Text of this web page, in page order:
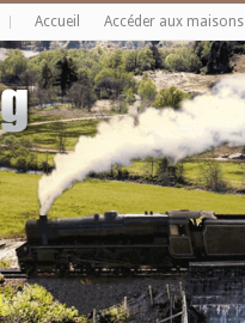
Accueil Accéder aux maisons